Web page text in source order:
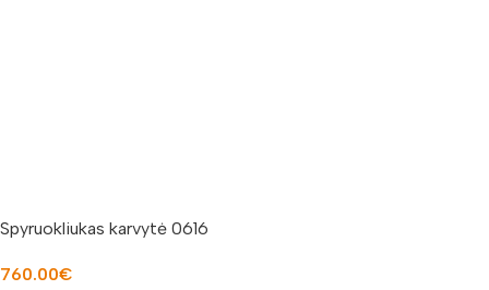
Spyruokliukas karvytė 0616
760.00€